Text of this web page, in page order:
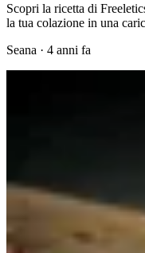
Scopri la ricetta di
la tua colazione in una
Seana · 4 anni fa